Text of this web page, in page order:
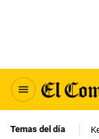
Temas del día